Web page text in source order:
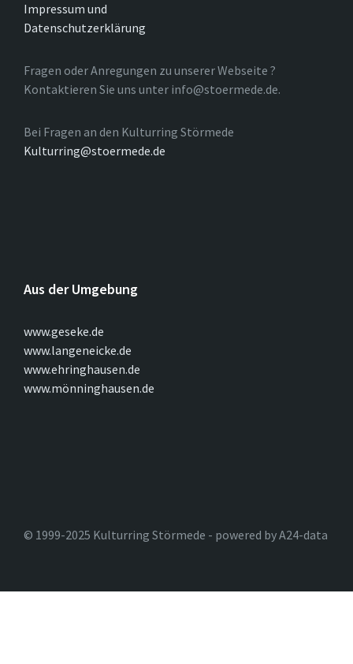
Impressum und
Datenschutzerklärung
Fragen oder Anregungen zu unserer Webseite ?
Kontaktieren Sie uns unter info@stoermede.de.
Bei Fragen an den Kulturring Störmede
Kulturring@stoermede.de
Aus der Umgebung
www.geseke.de
www.langeneicke.de
www.ehringhausen.de
www.mönninghausen.de
© 1999-2025 Kulturring Störmede - powered by A24-data